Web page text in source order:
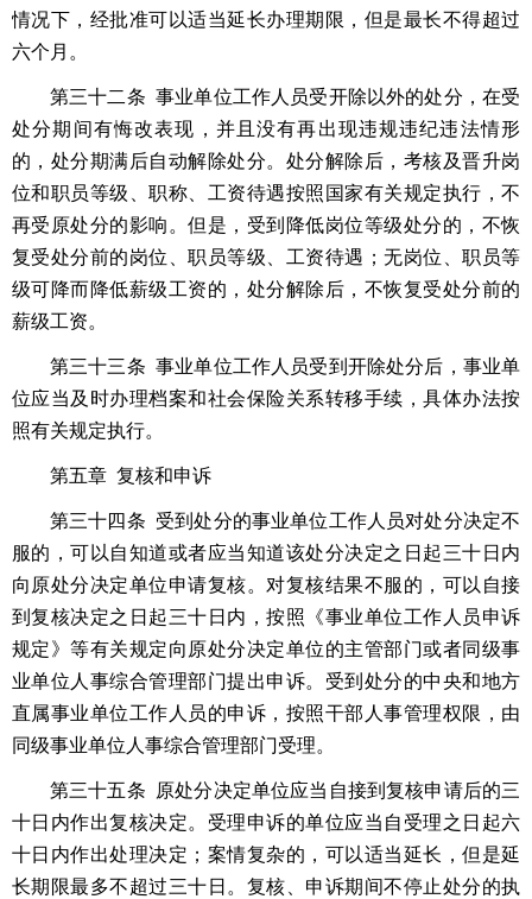
情况下，经批准可以适当延长办理期限，但是最长不得超过
六个月。
第三十二条 事业单位工作人员受开除以外的处分，在受
处分期间有悔改表现，并且没有再出现违规违纪违法情形
的，处分期满后自动解除处分。处分解除后，考核及晋升岗
位和职员等级、职称、工资待遇按照国家有关规定执行，不
再受原处分的影响。但是，受到降低岗位等级处分的，不恢
复受处分前的岗位、职员等级、工资待遇；无岗位、职员等
级可降而降低薪级工资的，处分解除后，不恢复受处分前的
薪级工资。
第三十三条 事业单位工作人员受到开除处分后，事业单
位应当及时办理档案和社会保险关系转移手续，具体办法按
照有关规定执行。
第五章 复核和申诉
第三十四条 受到处分的事业单位工作人员对处分决定不
服的，可以自知道或者应当知道该处分决定之日起三十日内
向原处分决定单位申请复核。对复核结果不服的，可以自接
到复核决定之日起三十日内，按照《事业单位工作人员申诉
规定》等有关规定向原处分决定单位的主管部门或者同级事
业单位人事综合管理部门提出申诉。受到处分的中央和地方
直属事业单位工作人员的申诉，按照干部人事管理权限，由
同级事业单位人事综合管理部门受理。
第三十五条 原处分决定单位应当自接到复核申请后的三
十日内作出复核决定。受理申诉的单位应当自受理之日起六
十日内作出处理决定；案情复杂的，可以适当延长，但是延
长期限最多不超过三十日。复核、申诉期间不停止处分的执